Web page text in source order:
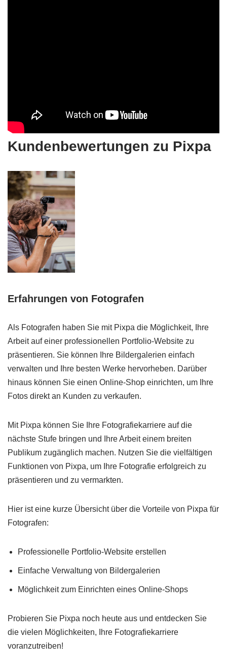
Kundenbewertungen zu Pixpa
Erfahrungen von Fotografen
Als Fotografen haben Sie mit Pixpa die Möglichkeit, Ihre
Arbeit auf einer professionellen Portfolio-Website zu
präsentieren. Sie können Ihre Bildergalerien einfach
verwalten und Ihre besten Werke hervorheben. Darüber
hinaus können Sie einen Online-Shop einrichten, um Ihre
Fotos direkt an Kunden zu verkaufen.
Mit Pixpa können Sie Ihre Fotografiekarriere auf die
nächste Stufe bringen und Ihre Arbeit einem breiten
Publikum zugänglich machen. Nutzen Sie die vielfältigen
Funktionen von Pixpa, um Ihre Fotografie erfolgreich zu
präsentieren und zu vermarkten.
Hier ist eine kurze Übersicht über die Vorteile von Pixpa für
Fotografen:
Professionelle Portfolio-Website erstellen
Einfache Verwaltung von Bildergalerien
Möglichkeit zum Einrichten eines Online-Shops
Probieren Sie Pixpa noch heute aus und entdecken Sie
die vielen Möglichkeiten, Ihre Fotografiekarriere
voranzutreiben!